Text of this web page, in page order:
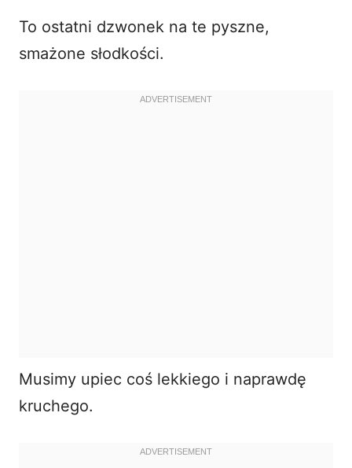
e
To ostatni dzwonek na te pyszne,
smażone słodkości.
Musimy upiec coś lekkiego i naprawdę
kruchego.